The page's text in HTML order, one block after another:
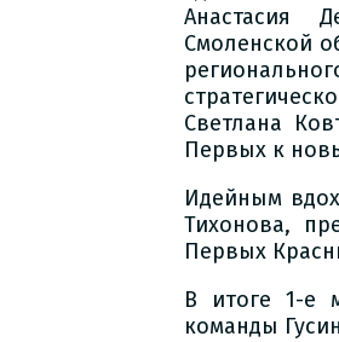
Анастасия
Смоленской
Светлана
Первых к
Идейным
Тихонова,
Первых
В итоге 1-е
команды